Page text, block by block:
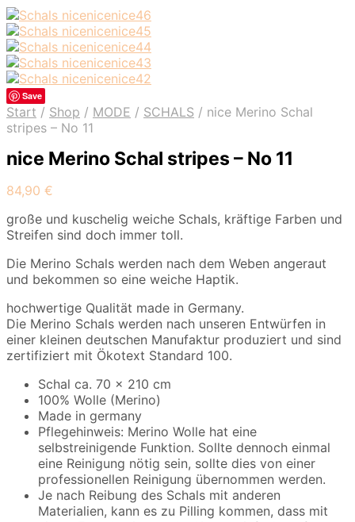
Save
Start / Shop / MODE / SCHALS / nice Merino Schal
stripes – No 11
nice Merino Schal stripes – No 11
84,90 €
große und kuschelig weiche Schals, kräftige Farben und
Streifen sind doch immer toll.
Die Merino Schals werden nach dem Weben angeraut
und bekommen so eine weiche Haptik.
hochwertige Qualität made in Germany.
Die Merino Schals werden nach unseren Entwürfen in
einer kleinen deutschen Manufaktur produziert und sind
zertifiziert mit Ökotext Standard 100.
Schal ca. 70 x 210 cm
100% Wolle (Merino)
Made in germany
Pflegehinweis: Merino Wolle hat eine
selbstreinigende Funktion. Sollte dennoch einmal
eine Reinigung nötig sein, sollte dies von einer
professionellen Reinigung übernommen werden.
Je nach Reibung des Schals mit anderen
Materialien, kann es zu Pilling kommen, dass mit